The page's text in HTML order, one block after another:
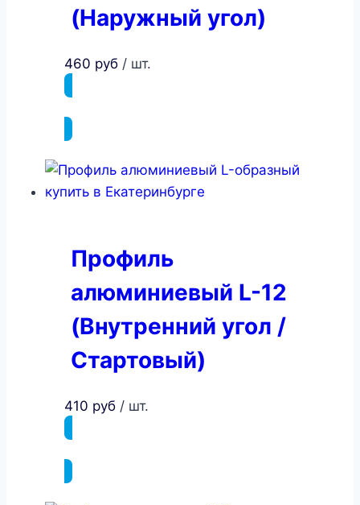
(Наружный угол)
460 руб / шт.
Профиль
алюминиевый L-12
(Внутренний угол /
Стартовый)
410 руб / шт.